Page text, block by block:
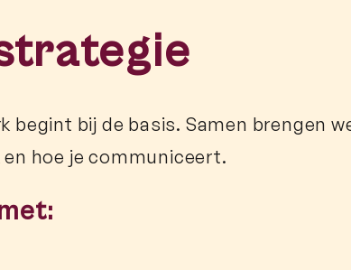
begint bij de basis. Samen brengen
hoe je communiceert.